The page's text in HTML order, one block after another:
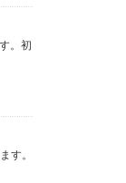
。初
す。